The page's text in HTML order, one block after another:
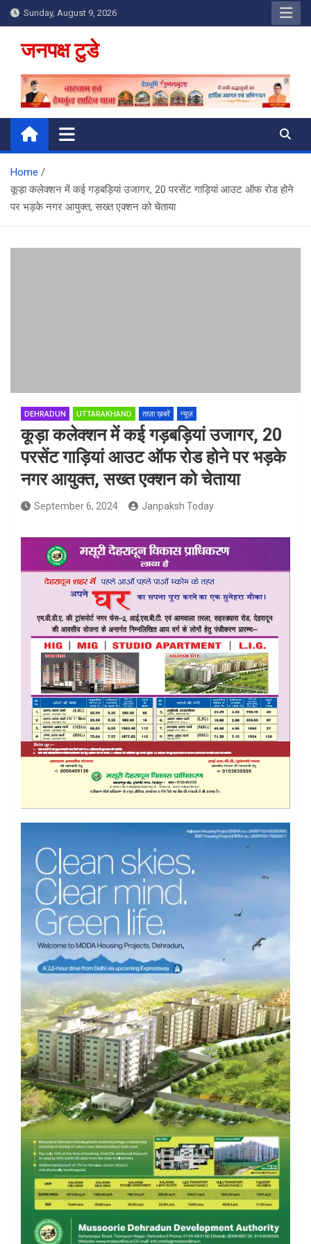
Skip
to
content
Sunday, August 9, 2026
जनपक्ष टुडे
Home
कूड़ा कलेक्शन में कई गड़बड़ियां उजागर, 20 परसेंट गाड़ियां आउट ऑफ रोड होने
पर भड़के नगर आयुक्त, सख्त एक्शन को चेताया
DEHRADUN UTTARAKHAND ताज़ा ख़बरें न्यूज़
कूड़ा कलेक्शन में कई गड़बड़ियां उजागर, 20
परसेंट गाड़ियां आउट ऑफ रोड होने पर भड़के
नगर आयुक्त, सख्त एक्शन को चेताया
September 6, 2024 Janpaksh Today